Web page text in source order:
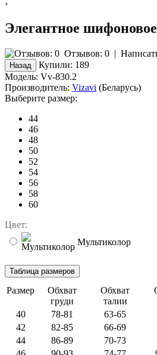
›
Элегантное
Отзывов: 0 |
Купили: 189
Модель: Vv-830.2
Производитель: Vizavi (Беларусь)
Выберите размер:
44
46
48
50
52
54
56
58
60
Цвет:
Мультиколор
Размер
Обхват
груди
Обхват
талии
40 78-81 63-65
42
82-85 66-69
44
86-89 70-73